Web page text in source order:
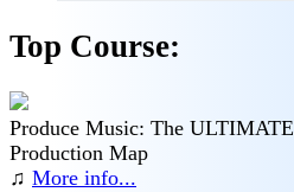
Top Course:
Produce Music: The
Production Map
♫ More info...